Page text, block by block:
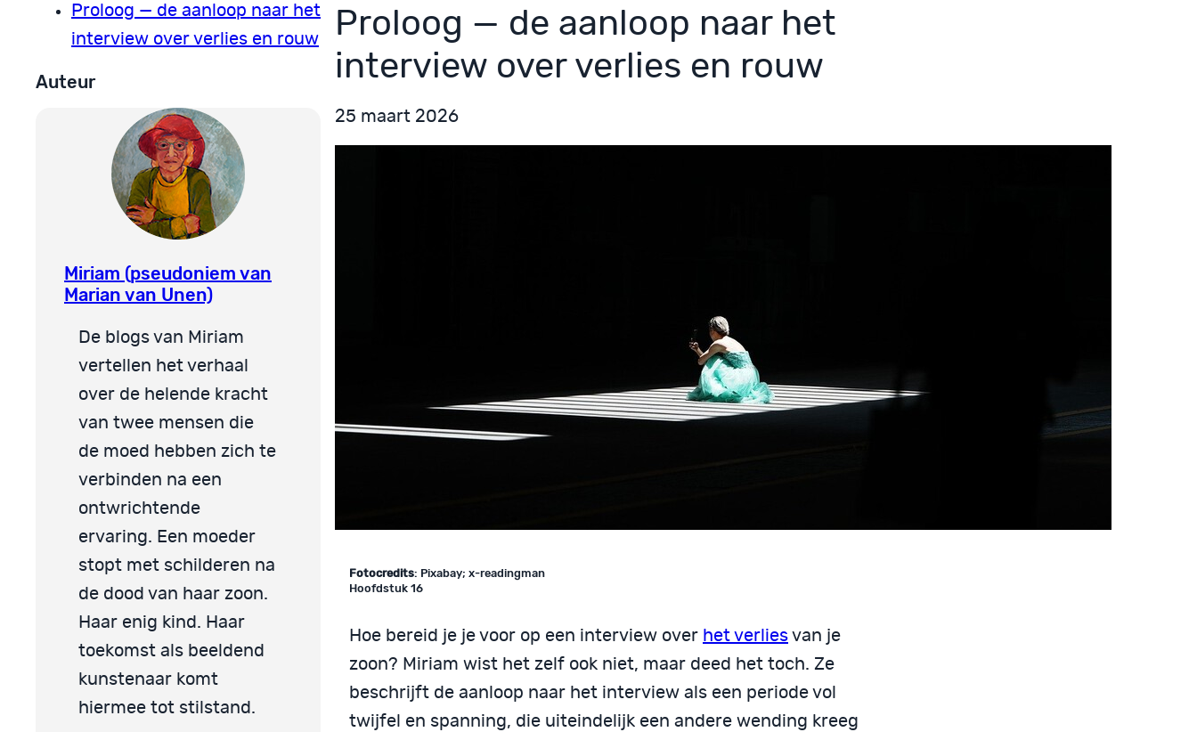
Proloog — de aanloop naar het
interview over verlies en rouw
Auteur
Miriam (pseudoniem van
Marian van Unen)
De blogs van Miriam
vertellen het verhaal
over de helende kracht
van twee mensen die
de moed hebben zich te
verbinden na een
ontwrichtende
ervaring. Een moeder
stopt met schilderen na
de dood van haar zoon.
Haar enig kind. Haar
toekomst als beeldend
kunstenaar komt
hiermee tot stilstand.
Proloog — de aanloop naar het
interview over verlies en rouw
25 maart 2026
Fotocredits: Pixabay; x-readingman
Hoofdstuk 16
Hoe bereid je je voor op een interview over het verlies van je
zoon? Miriam wist het zelf ook niet, maar deed het toch. Ze
beschrijft de aanloop naar het interview als een periode vol
twijfel en spanning, die uiteindelijk een andere wending kreeg